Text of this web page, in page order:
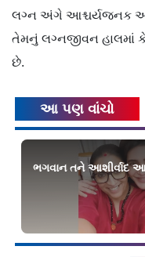
લગ્ન અંગે આશ્ચર્યજનક
તેમનું લગ્નજીવન હાલમાં
છે.
આ પણ વાંચો
ભગવાન તને આશીર્વાદ